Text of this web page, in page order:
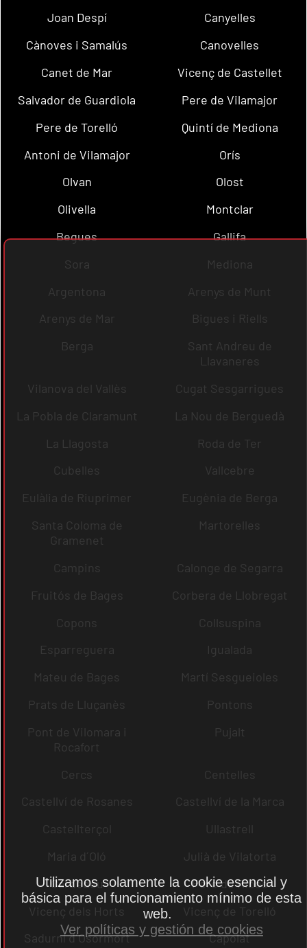
Joan Despí
Canyelles
Cànoves i Samalús
Canovelles
Canet de Mar
Vicenç de Castellet
Salvador de Guardiola
Pere de Vilamajor
Pere de Torelló
Quintí de Mediona
Antoni de Vilamajor
Orís
Olvan
Olost
Olivella
Montclar
Begues
Gallifa
Sora
Mediona
Argentona
Arenys de Munt
Arenys de Mar
Bigues i Riells
Berga
Sant Andreu de
Llavaneres
Vilanova del Vallès
Cugat Sesgarrigues
La Pobla de Claramunt
La Nou de Berguedà
La Llagosta
Roda de Ter
Cubelles
Vallcebre
Eulàlia de Riuprimer
Eugènia de Berga
Santa Coloma de
Gramenet
Martorelles
Campins
Calonge de Segarra
Fruitós de Bages
Corbera de Llobregat
Copons
Collsuspina
Esparreguera
Igualada
Mateu de Bages
Martí Sesgueioles
Prats de Lluçanès
Pontons
Pont de Vilomara i
Rocafort
Pujalt
Cercs
Centelles
Castellví de Rosanes
Castellví de la Marca
Castellterçol
Ullastrell
Maria d´Oló
Julià de Vilatorta
Cardedeu
Pere de Ribes
Vicenç dels Horts
Vicenç de Torelló
Sadurní d´Osormort
Capolat
Utilizamos solamente la cookie esencial y
básica para el funcionamiento mínimo de esta
web.
Ver políticas y gestión de cookies